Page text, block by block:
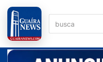
Pular
para
o